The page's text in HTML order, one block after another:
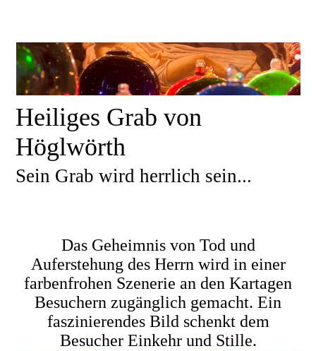
Heiliges Grab von
Höglwörth
Sein Grab wird herrlich sein...
Das Geheimnis von Tod und
Auferstehung des Herrn wird in einer
farbenfrohen Szenerie an den Kartagen
Besuchern zugänglich gemacht. Ein
faszinierendes Bild schenkt dem
Besucher Einkehr und Stille.